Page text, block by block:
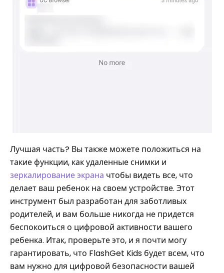
Лучшая часть? Вы также можете положиться на
такие функции, как удаленные снимки и
зеркалирование экрана чтобы видеть все, что
делает ваш ребенок на своем устройстве. Этот
инструмент был разработан для заботливых
родителей, и вам больше никогда не придется
беспокоиться о цифровой активности вашего
ребенка. Итак, проверьте это, и я почти могу
гарантировать, что FlashGet Kids будет всем, что
вам нужно для цифровой безопасности вашей